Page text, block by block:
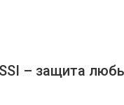
– защита